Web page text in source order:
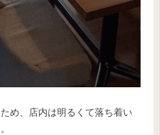
め、店内は明るくて落ち着い